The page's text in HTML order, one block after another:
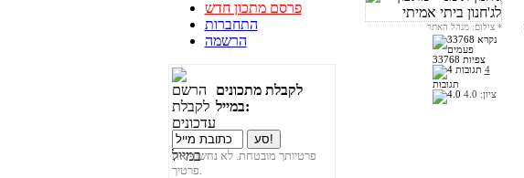
פרסם מתכון חדש
התחברות
הרשמה
לקבלת מתכונים
במייל:
פרטיותך מובטחת. לא נחשוף את
פרטיך.
צילום: מנהל האתר *
33768 צפיות
4
תגובות
ציון: 4.0